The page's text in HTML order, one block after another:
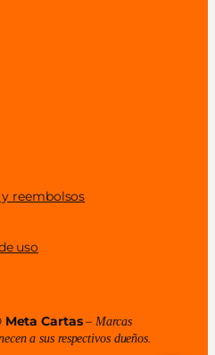
reembolsos
uso
Meta Cartas– Marcas
a sus respectivos dueños.